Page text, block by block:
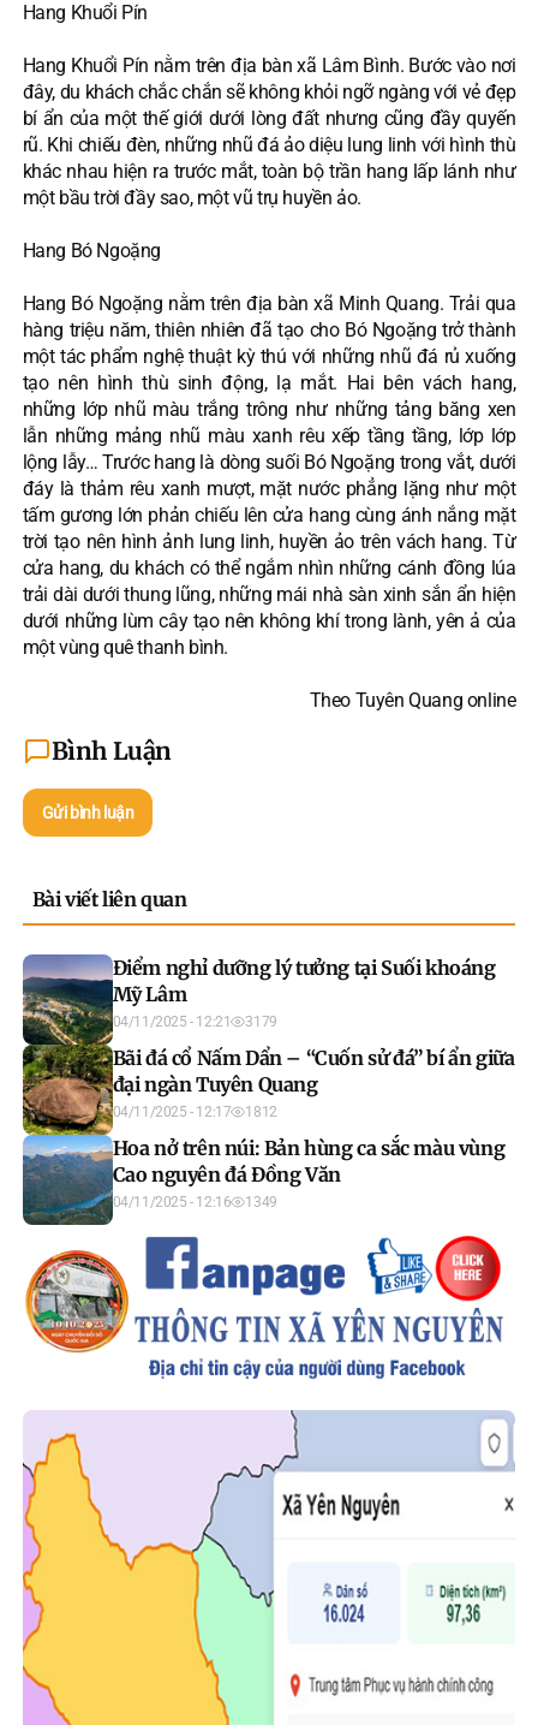
Hang Khuổi Pín
Hang Khuổi Pín nằm trên địa bàn xã Lâm Bình. Bước vào nơi
đây, du khách chắc chắn sẽ không khỏi ngỡ ngàng với vẻ đẹp
bí ẩn của một thế giới dưới lòng đất nhưng cũng đầy quyến
rũ. Khi chiếu đèn, những nhũ đá ảo diệu lung linh với hình thù
khác nhau hiện ra trước mắt, toàn bộ trần hang lấp lánh như
một bầu trời đầy sao, một vũ trụ huyền ảo.
Hang Bó Ngoặng
Hang Bó Ngoặng nằm trên địa bàn xã Minh Quang. Trải qua
hàng triệu năm, thiên nhiên đã tạo cho Bó Ngoặng trở thành
một tác phẩm nghệ thuật kỳ thú với những nhũ đá rủ xuống
tạo nên hình thù sinh động, lạ mắt. Hai bên vách hang,
những lớp nhũ màu trắng trông như những tảng băng xen
lẫn những mảng nhũ màu xanh rêu xếp tầng tầng, lớp lớp
lộng lẫy… Trước hang là dòng suối Bó Ngoặng trong vắt, dưới
đáy là thảm rêu xanh mượt, mặt nước phẳng lặng như một
tấm gương lớn phản chiếu lên cửa hang cùng ánh nắng mặt
trời tạo nên hình ảnh lung linh, huyền ảo trên vách hang. Từ
cửa hang, du khách có thể ngắm nhìn những cánh đồng lúa
trải dài dưới thung lũng, những mái nhà sàn xinh sắn ẩn hiện
dưới những lùm cây tạo nên không khí trong lành, yên ả của
một vùng quê thanh bình.
Theo Tuyên Quang online
Bình Luận
Gửi bình luận
Bài viết liên quan
Điểm nghỉ dưỡng lý tưởng tại Suối khoáng
Mỹ Lâm
04/11/2025 - 12:21 3179
Bãi đá cổ Nấm Dẩn – “Cuốn sử đá” bí ẩn giữa
đại ngàn Tuyên Quang
04/11/2025 - 12:17 1812
Hoa nở trên núi: Bản hùng ca sắc màu vùng
Cao nguyên đá Đồng Văn
04/11/2025 - 12:16 1349